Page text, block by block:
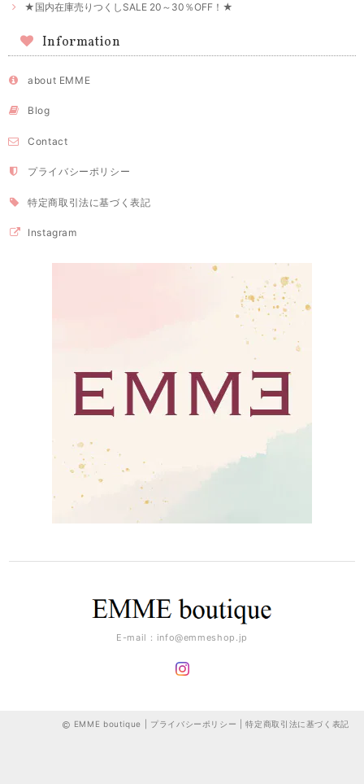
★国内在庫売りつくしSALE 20～30％OFF！★
Information
about EMME
Blog
Contact
プライバシーポリシー
特定商取引法に基づく表記
Instagram
E-mail： info@emmeshop.jp
EMME boutique | プライバシーポリシー |特定商取引法に基づく表記